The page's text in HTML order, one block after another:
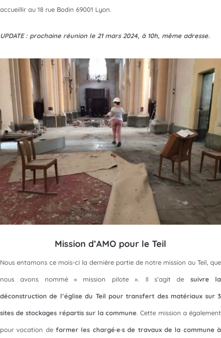
accueillir au 18 rue Bodin 69001 Lyon.
UPDATE : prochaine réunion le 21 mars 2024, à 10h, même adresse.
Mission d’AMO pour le Teil
Nous entamons ce mois-ci la dernière partie de notre mission au Teil, que
nous avons nommé « mission pilote ». Il s’agit de suivre la
déconstruction de l’église du Teil pour transfert des matériaux sur 3
sites de stockages répartis sur la commune. Cette mission a également
pour vocation deformer les chargé·e·s de travaux de la commune à